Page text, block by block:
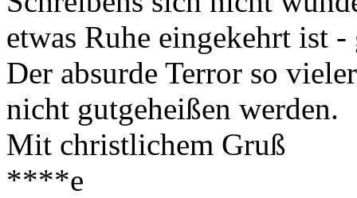
etwas Ruhe eingekehrt ist
Der absurde Terror so
nicht gutgeheißen werden.
Mit christlichem Gruß
****e